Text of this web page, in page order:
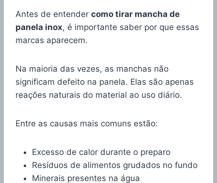
Antes de entender como tirar mancha de
panela inox, é importante saber por que essas
marcas aparecem.
Na maioria das vezes, as manchas não
significam defeito na panela. Elas são apenas
reações naturais do material ao uso diário.
Entre as causas mais comuns estão:
Excesso de calor durante o preparo
Resíduos de alimentos grudados no fundo
Minerais presentes na água